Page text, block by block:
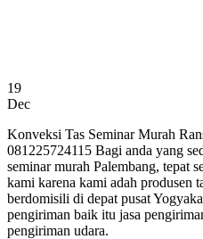
19
Dec
Konveksi Tas Seminar Murah
081225724115 Bagi anda yang
seminar murah Palembang, tepat
kami karena kami adah produsen
berdomisili di depat pusat
pengiriman baik itu jasa
pengiriman udara.